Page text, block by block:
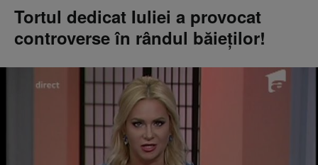
Tortul dedicat Iuliei a provocat
controverse în rândul băieţilor!